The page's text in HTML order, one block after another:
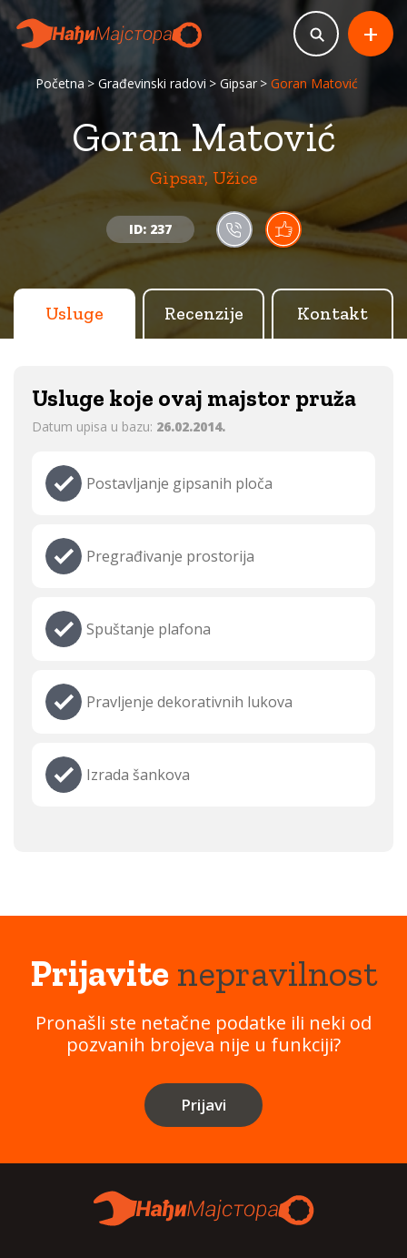
Početna Građevinski radovi Gipsar Goran Matović
Goran Matović
Gipsar, Užice
ID: 237
+
Usluge Recenzije Kontakt
Usluge koje ovaj majstor pruža
Datum upisa u bazu: 26.02.2014.
Postavljanje gipsanih ploča
Pregrađivanje prostorija
Spuštanje plafona
Pravljenje dekorativnih lukova
Izrada šankova
Prijavitenepravilnost
Pronašli ste netačne podatke ili neki od
pozvanih brojeva nije u funkciji?
Prijavi